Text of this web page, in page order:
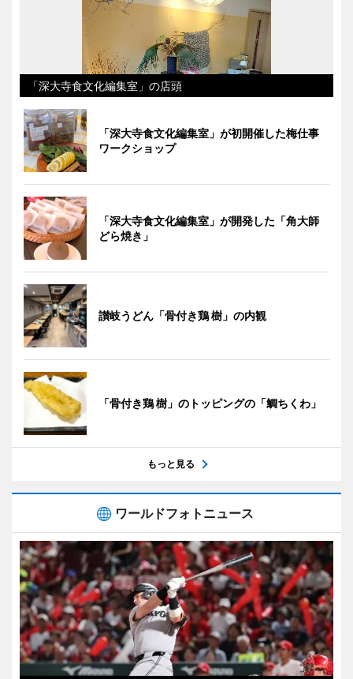
「深大寺食文化編集室」の店頭
「深大寺食文化編集室」が初開催した梅仕事
ワークショップ
「深大寺食文化編集室」が開発した「角大師
どら焼き」
讃岐うどん「骨付き鶏 樹」の内観
「骨付き鶏 樹」のトッピングの「鯛ちくわ」
もっと見る
ワールドフォトニュース